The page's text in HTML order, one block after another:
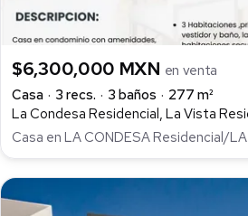
$6,300,000 MXN en venta
Casa
3 recs. 3 baños
277 m²
La Condesa Residencial, La Vista
Casa en LA CONDESA Residencial/